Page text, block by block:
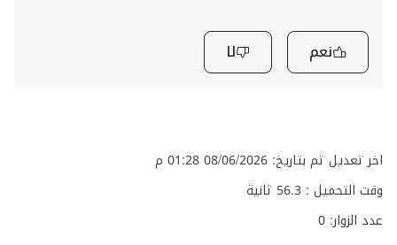
نعم لا
اخر تعديل تم بتاريخ: 08/06/2026 01:28 م
وقت التحميل : 56.3 ثانية
عدد الزوار: 0